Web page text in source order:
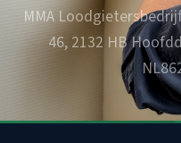
MMA
46, 2132 HB